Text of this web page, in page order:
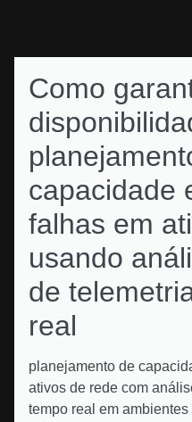
Como
capacidade
falhas em
usando
de
real
planejamento de
ativos de rede com
tempo real em